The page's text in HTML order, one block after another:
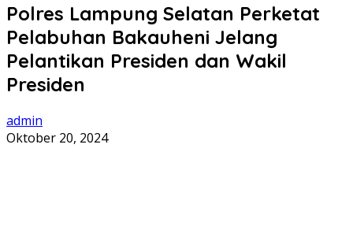
Polres Lampung Selatan Perketat
Pelabuhan Bakauheni Jelang
Pelantikan Presiden dan Wakil
Presiden
admin
Oktober 20, 2024